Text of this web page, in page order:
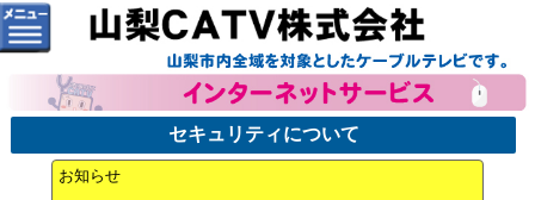
セキュリティについて
お知らせ